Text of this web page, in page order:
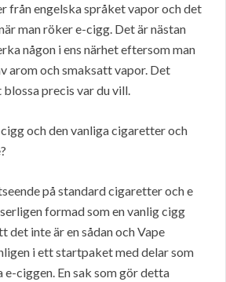
från engelska språket vapor och det
man röker e-cigg. Det är nästan
någon i ens närhet eftersom man
arom och smaksatt vapor. Det
precis var du vill.
och den vanliga cigaretter och
på standard cigaretter och e
formad som en vanlig cigg
det inte är en sådan och Vape
i ett startpaket med delar som
ciggen. En sak som gör detta